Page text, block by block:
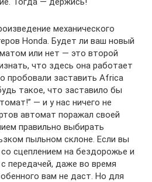
механического
Honda. Будет ли ваш новый
или нет — это второй
что здесь она работает
пробовали заставить Africa
такое, что заставило бы
— и у нас ничего не
автомат поражал своей
правильно выбирать
пыльном склоне. Если вы
сцеплением на бездорожье и
передачей, даже во время
вам не даст. Но для